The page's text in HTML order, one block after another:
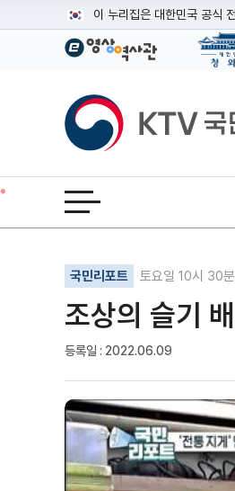
이 누리집은 대한민국 공식
공식 누리집 주소 확인하기
이밖에 or.kr 또는 .kr등 다른
운영중인 공식 누리집보기
KTV국민방송
전체메뉴 열기
국민리포트 토요일 10시 30분
조상의 슬기
등록일 : 2022.06.09
기사인쇄
글자확대
글자축소